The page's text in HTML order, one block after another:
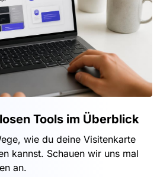
Tools im Überblick
wie du deine Visitenkarte
kannst. Schauen wir uns mal
an.